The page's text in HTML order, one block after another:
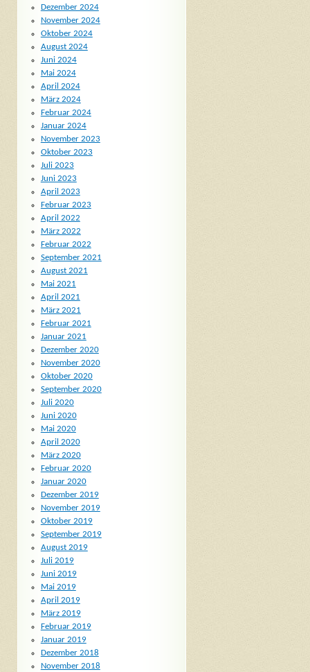
Dezember 2024
November 2024
Oktober 2024
August 2024
Juni 2024
Mai 2024
April 2024
März 2024
Februar 2024
Januar 2024
November 2023
Oktober 2023
Juli 2023
Juni 2023
April 2023
Februar 2023
April 2022
März 2022
Februar 2022
September 2021
August 2021
Mai 2021
April 2021
März 2021
Februar 2021
Januar 2021
Dezember 2020
November 2020
Oktober 2020
September 2020
Juli 2020
Juni 2020
Mai 2020
April 2020
März 2020
Februar 2020
Januar 2020
Dezember 2019
November 2019
Oktober 2019
September 2019
August 2019
Juli 2019
Juni 2019
Mai 2019
April 2019
März 2019
Februar 2019
Januar 2019
Dezember 2018
November 2018